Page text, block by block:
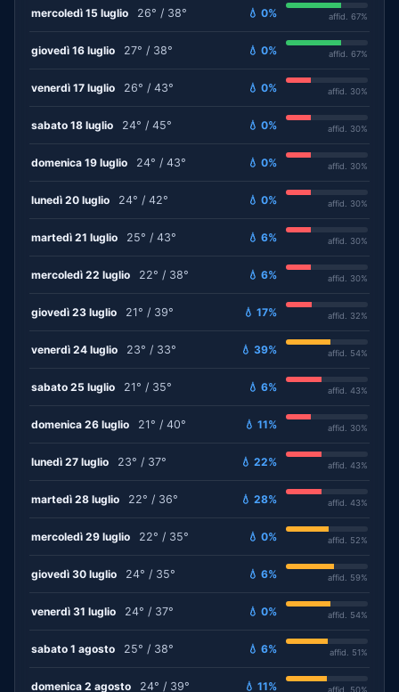
mercoledì 15 luglio 26° / 38° 💧 0% affid. 67%
giovedì 16 luglio 27° / 38° 💧 0% affid. 67%
venerdì 17 luglio 26° / 43° 💧 0% affid. 30%
sabato 18 luglio 24° / 45° 💧 0% affid. 30%
domenica 19 luglio 24° / 43° 💧 0% affid. 30%
lunedì 20 luglio 24° / 42° 💧 0% affid. 30%
martedì 21 luglio 25° / 43° 💧 6% affid. 30%
mercoledì 22 luglio 22° / 38° 💧 6% affid. 30%
giovedì 23 luglio 21° / 39° 💧 17% affid. 32%
venerdì 24 luglio 23° / 33° 💧 39% affid. 54%
sabato 25 luglio 21° / 35° 💧 6% affid. 43%
domenica 26 luglio 21° / 40° 💧 11% affid. 30%
lunedì 27 luglio 23° / 37° 💧 22% affid. 43%
martedì 28 luglio 22° / 36° 💧 28% affid. 43%
mercoledì 29 luglio 22° / 35° 💧 0% affid. 52%
giovedì 30 luglio 24° / 35° 💧 6% affid. 59%
venerdì 31 luglio 24° / 37° 💧 0% affid. 54%
sabato 1 agosto 25° / 38° 💧 6% affid. 51%
domenica 2 agosto 24° / 39° 💧 11% affid. 50%